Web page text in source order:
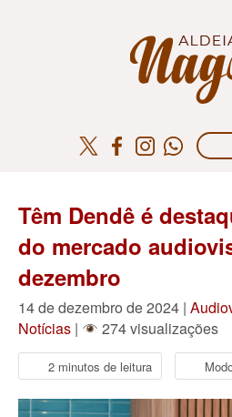
Têm Dendê é
do mercado
dezembro
14 de dezembro de 2024 |
Notícias | 274 visualizações
2 minutos de leitura